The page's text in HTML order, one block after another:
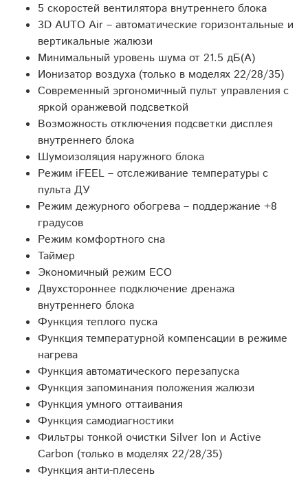
5 скоростей вентилятора внутреннего блока
3D AUTO Air – автоматические горизонтальные и
вертикальные жалюзи
Минимальный уровень шума от 21.5 дБ(А)
Ионизатор воздуха (только в моделях 22/28/35)
Современный эргономичный пульт управления с
яркой оранжевой подсветкой
Возможность отключения подсветки дисплея
внутреннего блока
Шумоизоляция наружного блока
Режим iFEEL – отслеживание температуры с
пульта ДУ
Режим дежурного обогрева – поддержание +8
градусов
Режим комфортного сна
Таймер
Экономичный режим ECO
Двухстороннее подключение дренажа
внутреннего блока
Функция теплого пуска
Функция температурной компенсации в режиме
нагрева
Функция автоматического перезапуска
Функция запоминания положения жалюзи
Функция умного оттаивания
Функция самодиагностики
Фильтры тонкой очистки Silver Ion и Active
Carbon (только в моделях 22/28/35)
Функция анти-плесень